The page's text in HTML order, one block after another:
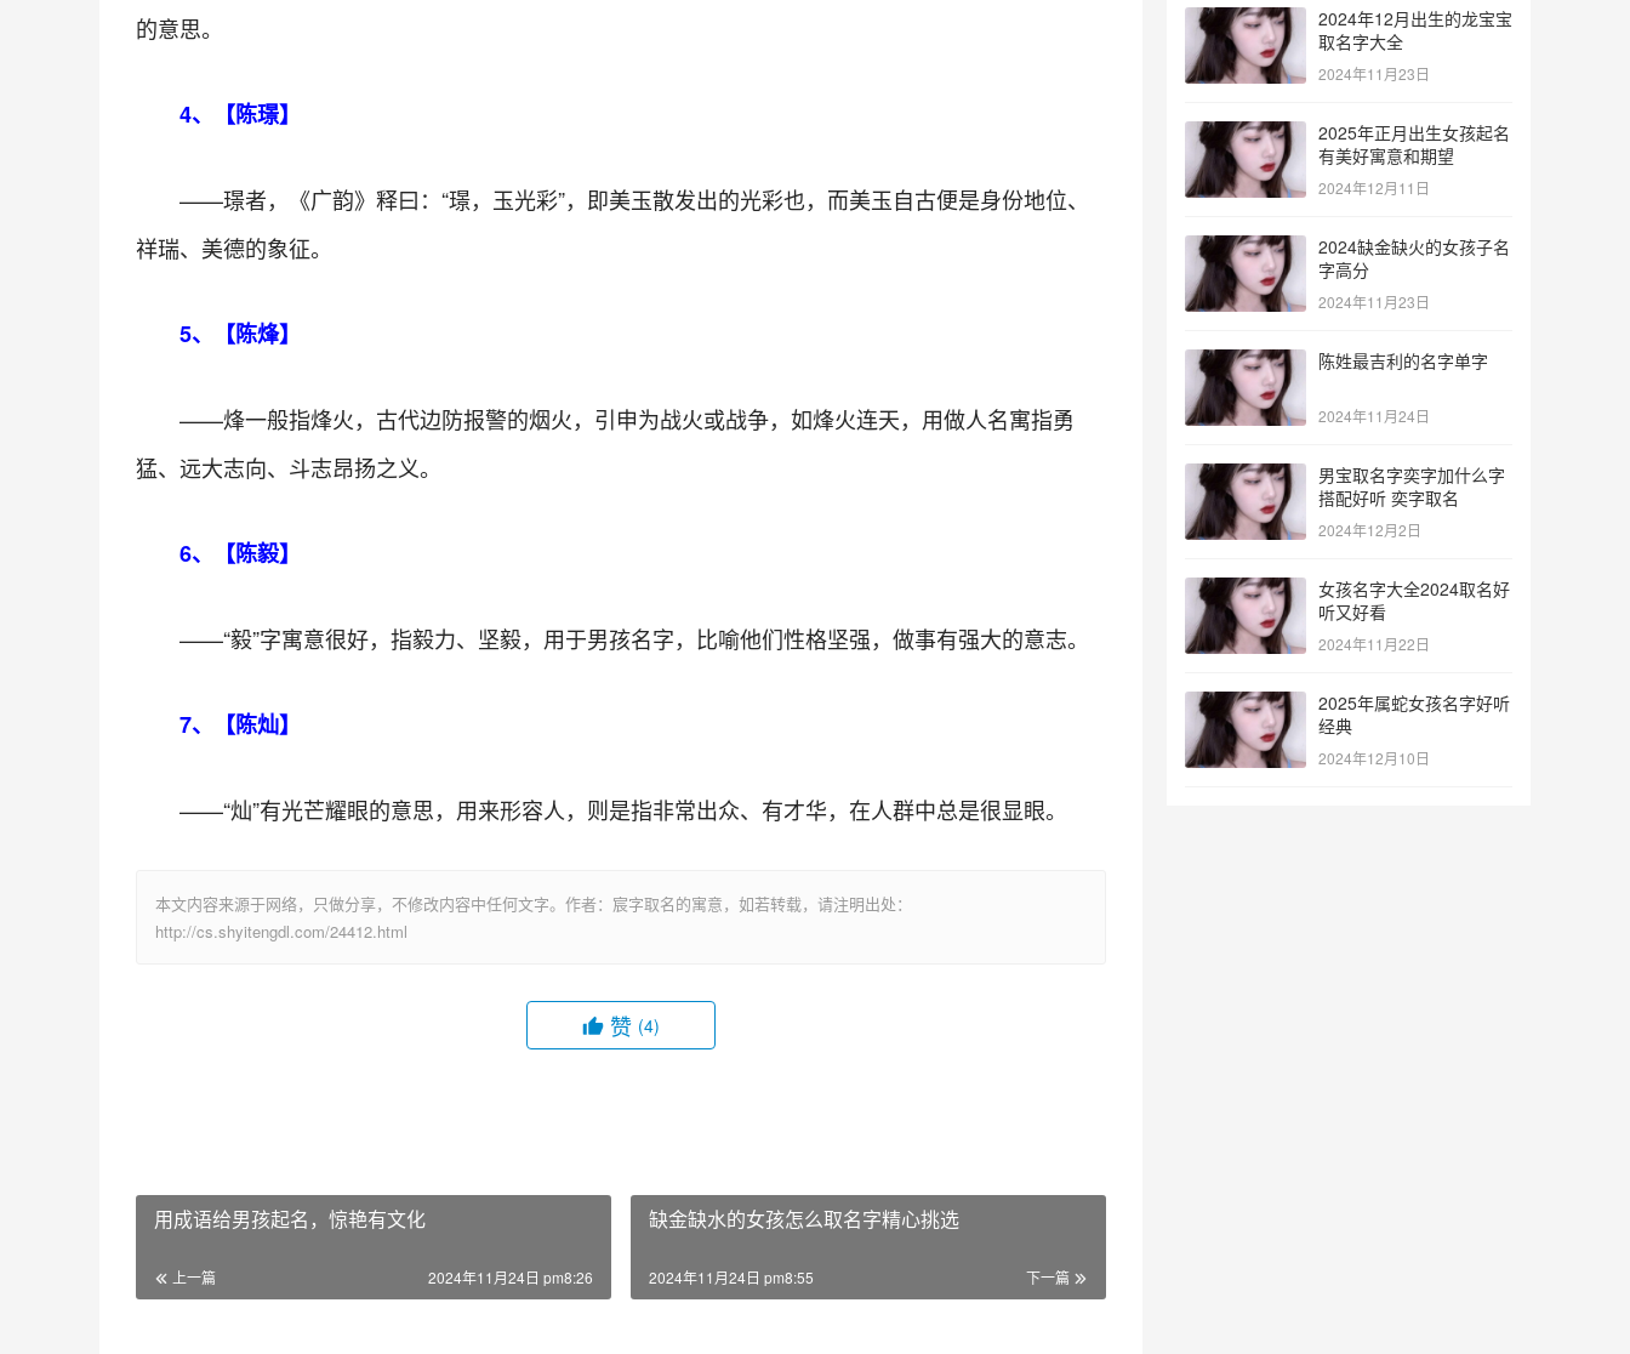
的意思。
4、【陈璟】
——璟者，《广韵》释曰：“璟，玉光彩”，即美玉散发出的光彩也，而美玉自古便是身份地位、
祥瑞、美德的象征。
5、【陈烽】
——烽一般指烽火，古代边防报警的烟火，引申为战火或战争，如烽火连天，用做人名寓指勇
猛、远大志向、斗志昂扬之义。
6、【陈毅】
——“毅”字寓意很好，指毅力、坚毅，用于男孩名字，比喻他们性格坚强，做事有强大的意志。
7、【陈灿】
——“灿”有光芒耀眼的意思，用来形容人，则是指非常出众、有才华，在人群中总是很显眼。
本文内容来源于网络，只做分享，不修改内容中任何文字。作者：宸字取名的寓意，如若转载，请注明出处：
http://cs.shyitengdl.com/24412.html
赞 (4)
用成语给男孩起名，惊艳有文化
上一篇 2024年11月24日 pm8:26
缺金缺水的女孩怎么取名字精心挑选
下一篇
2024年11月24日 pm8:55
2024年12月出生的龙宝宝
取名字大全
2024年11月23日
2025年正月出生女孩起名
有美好寓意和期望
2024年12月11日
2024缺金缺火的女孩子名
字高分
2024年11月23日
陈姓最吉利的名字单字
2024年11月24日
男宝取名字奕字加什么字
搭配好听 奕字取名
2024年12月2日
女孩名字大全2024取名好
听又好看
2024年11月22日
2025年属蛇女孩名字好听
经典
2024年12月10日